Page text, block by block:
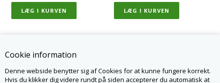
Cookie information
Denne webside benytter sig af Cookies for at kunne fungere korrekt.
Hvis du klikker dig videre rundt på siden accepterer du automatisk at
KONTAKT OS